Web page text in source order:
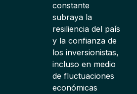
constante
subraya la
resiliencia del país
y la confianza de
los inversionistas,
incluso en medio
de fluctuaciones
económicas